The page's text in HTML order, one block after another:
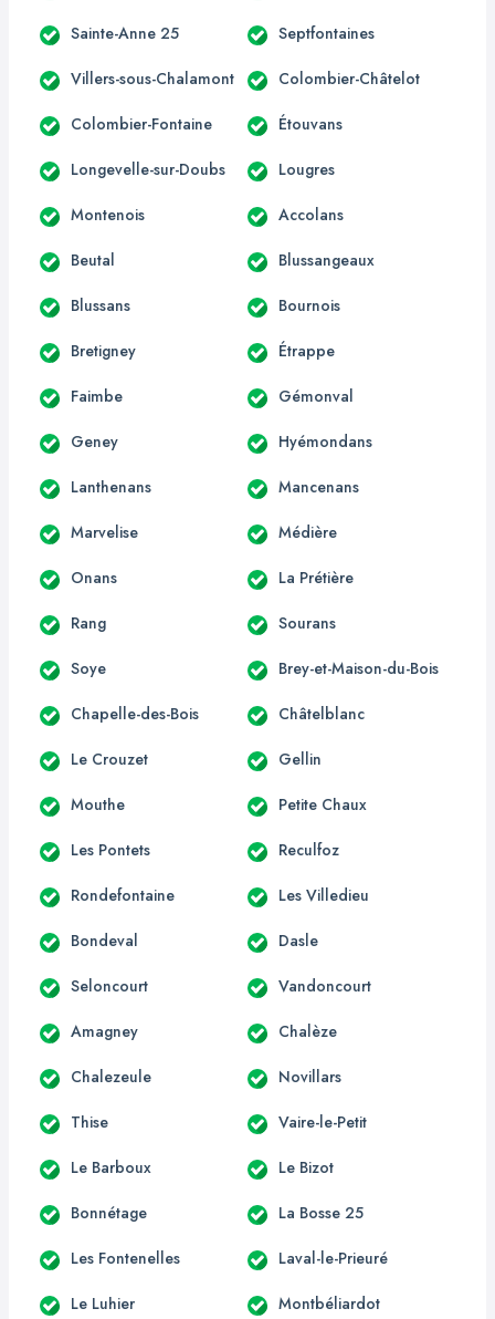
Sainte-Anne 25 Septfontaines
Villers-sous-Chalamont Colombier-Châtelot
Colombier-Fontaine Étouvans
Longevelle-sur-Doubs Lougres
Montenois Accolans
Beutal Blussangeaux
Blussans Bournois
Bretigney Étrappe
Faimbe Gémonval
Geney Hyémondans
Lanthenans Mancenans
Marvelise Médière
Onans La Prétière
Rang Sourans
Soye Brey-et-Maison-du-Bois
Chapelle-des-Bois Châtelblanc
Le Crouzet Gellin
Mouthe Petite Chaux
Les Pontets Reculfoz
Rondefontaine Les Villedieu
Bondeval Dasle
Seloncourt Vandoncourt
Amagney Chalèze
Chalezeule Novillars
Thise Vaire-le-Petit
Le Barboux Le Bizot
Bonnétage La Bosse 25
Les Fontenelles Laval-le-Prieuré
Le Luhier Montbéliardot